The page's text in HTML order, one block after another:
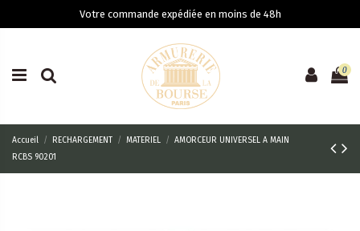
Votre commande expédiée en moins de 48h
0
Accueil RECHARGEMENT MATERIEL
AMORCEUR UNIVERSEL A MAIN
RCBS 90201